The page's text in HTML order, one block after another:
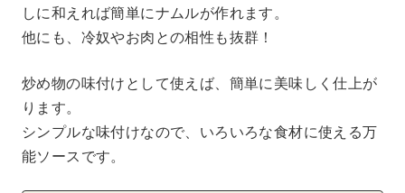
しに和えれば簡単にナムルが作れます。
他にも、冷奴やお肉との相性も抜群！
炒め物の味付けとして使えば、簡単に美味しく仕上が
ります。
シンプルな味付けなので、いろいろな食材に使える万
能ソースです。